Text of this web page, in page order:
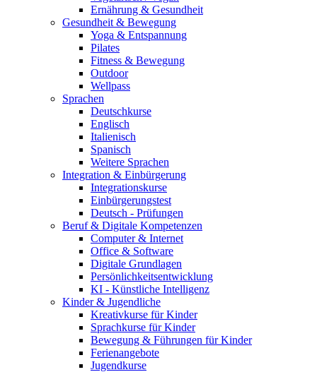
Ernährung & Gesundheit
Gesundheit & Bewegung
Yoga & Entspannung
Pilates
Fitness & Bewegung
Outdoor
Wellpass
Sprachen
Deutschkurse
Englisch
Italienisch
Spanisch
Weitere Sprachen
Integration & Einbürgerung
Integrationskurse
Einbürgerungstest
Deutsch - Prüfungen
Beruf & Digitale Kompetenzen
Computer & Internet
Office & Software
Digitale Grundlagen
Persönlichkeitsentwicklung
KI - Künstliche Intelligenz
Kinder & Jugendliche
Kreativkurse für Kinder
Sprachkurse für Kinder
Bewegung & Führungen für Kinder
Ferienangebote
Jugendkurse